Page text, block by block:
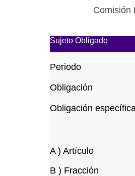
Comisión
Sujeto Obligado
Periodo
Obligación
Obligación
A ) Artículo
B ) Fracción